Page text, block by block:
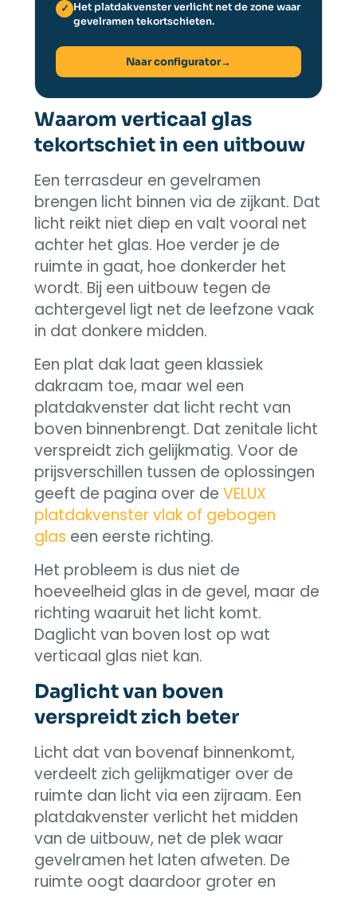
✓ Het platdakvenster verlicht net de zone waar
gevelramen tekortschieten.
Naar configurator→
Waarom verticaal glas
tekortschiet in een uitbouw
Een terrasdeur en gevelramen
brengen licht binnen via de zijkant. Dat
licht reikt niet diep en valt vooral net
achter het glas. Hoe verder je de
ruimte in gaat, hoe donkerder het
wordt. Bij een uitbouw tegen de
achtergevel ligt net de leefzone vaak
in dat donkere midden.
Een plat dak laat geen klassiek
dakraam toe, maar wel een
platdakvenster dat licht recht van
boven binnenbrengt. Dat zenitale licht
verspreidt zich gelijkmatig. Voor de
prijsverschillen tussen de oplossingen
geeft de pagina over de VELUX
platdakvenster vlak of gebogen
glas een eerste richting.
Het probleem is dus niet de
hoeveelheid glas in de gevel, maar de
richting waaruit het licht komt.
Daglicht van boven lost op wat
verticaal glas niet kan.
Daglicht van boven
verspreidt zich beter
Licht dat van bovenaf binnenkomt,
verdeelt zich gelijkmatiger over de
ruimte dan licht via een zijraam. Een
platdakvenster verlicht het midden
van de uitbouw, net de plek waar
gevelramen het laten afweten. De
ruimte oogt daardoor groter en